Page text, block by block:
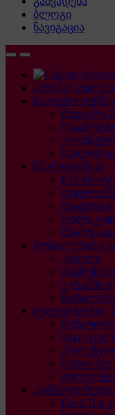
ბლოგი
ნავიგაცია
პრომო აქციები
საოჯახო
მსხვილი
სმარტფონები
IOS
დაცული
დაცული
სმარტ
მობილურის
კაბელი
დამტენები
ეკრანის
ტელევიზორი |
Smart
მედია
კომპიუტერული
Desk Top